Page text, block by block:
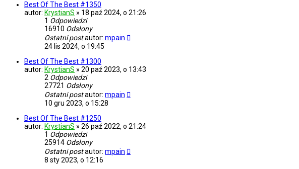
Best Of The Best #1350
autor: KrystianS » 18 paź 2024, o 21:26
1 Odpowiedzi
16910 Odsłony
Ostatni postautor: mpain
24 lis 2024, o 19:45
Best Of The Best #1300
autor: KrystianS » 20 paź 2023, o 13:43
2 Odpowiedzi
27721 Odsłony
Ostatni postautor: mpain
10 gru 2023, o 15:28
Best Of The Best #1250
autor: KrystianS » 26 paź 2022, o 21:24
1 Odpowiedzi
25914 Odsłony
Ostatni postautor: mpain
8 sty 2023, o 12:16